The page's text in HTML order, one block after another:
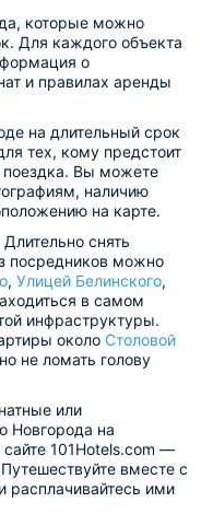
которые можно
Для каждого объекта
о
и правилах аренды
на длительный срок
тех, кому предстоит
поездка. Вы можете
наличию
на карте.
снять
посредников можно
, Улицей Белинского,
в самом
инфраструктуры.
около Столовой
не ломать голову
или
Новгорода на
101Hotels.com —
вместе с
расплачивайтесь ими